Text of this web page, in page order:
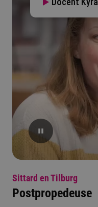
Sittard en Tilburg
Postpropedeuse